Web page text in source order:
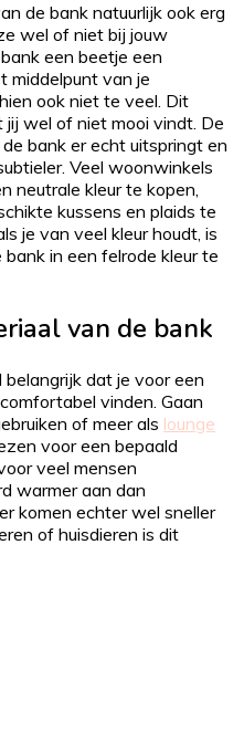
de bank natuurlijk ook erg
wel of niet bij jouw
een beetje een
middelpunt van je
ook niet te veel. Dit
wel of niet mooi vindt. De
bank er echt uitspringt en
Veel woonwinkels
neutrale kleur te kopen,
kussens en plaids te
je van veel kleur houdt, is
in een felrode kleur te
van de bank
dat je voor een
vinden. Gaan
of meer als lounge
voor een bepaald
veel mensen
warmer aan dan
komen echter wel sneller
of huisdieren is dit